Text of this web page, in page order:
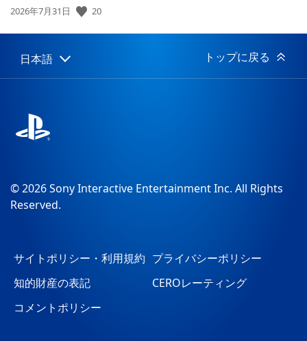
公
日:
2026年7月31日 20
Select
a
Current
region:
日本語 トップに戻る
© 2026 Sony Interactive Entertainment Inc. All Rights
Reserved.
サイトポリシー・利用規約 プライバシーポリシー
知的財産の表記
CEROレーティング
コメントポリシー